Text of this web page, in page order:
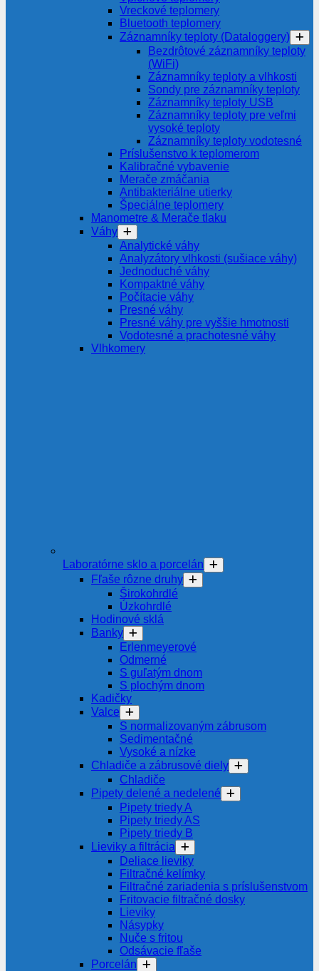
Vreckové teplomery
Bluetooth teplomery
Záznamníky teploty (Dataloggery)
Bezdrôtové záznamníky teploty
(WiFi)
Záznamníky teploty a vlhkosti
Sondy pre záznamníky teploty
Záznamníky teploty USB
Záznamníky teploty pre veľmi
vysoké teploty
Záznamníky teploty vodotesné
Príslušenstvo k teplomerom
Kalibračné vybavenie
Merače zmáčania
Antibakteriálne utierky
Špeciálne teplomery
Manometre & Merače tlaku
Váhy
Analytické váhy
Analyzátory vlhkosti (sušiace váhy)
Jednoduché váhy
Kompaktné váhy
Počítacie váhy
Presné váhy
Presné váhy pre vyššie hmotnosti
Vodotesné a prachotesné váhy
Vlhkomery
Laboratórne sklo a porcelán
Fľaše rôzne druhy
Širokohrdlé
Úzkohrdlé
Hodinové sklá
Banky
Erlenmeyerové
Odmerné
S guľatým dnom
S plochým dnom
Kadičky
Valce
S normalizovaným zábrusom
Sedimentačné
Vysoké a nízke
Chladiče a zábrusové diely
Chladiče
Pipety delené a nedelené
Pipety triedy A
Pipety triedy AS
Pipety triedy B
Lieviky a filtrácia
Deliace lieviky
Filtračné kelímky
Filtračné zariadenia s príslušenstvom
Fritovacie filtračné dosky
Lieviky
Násypky
Nuče s fritou
Odsávacie fľaše
Porcelán